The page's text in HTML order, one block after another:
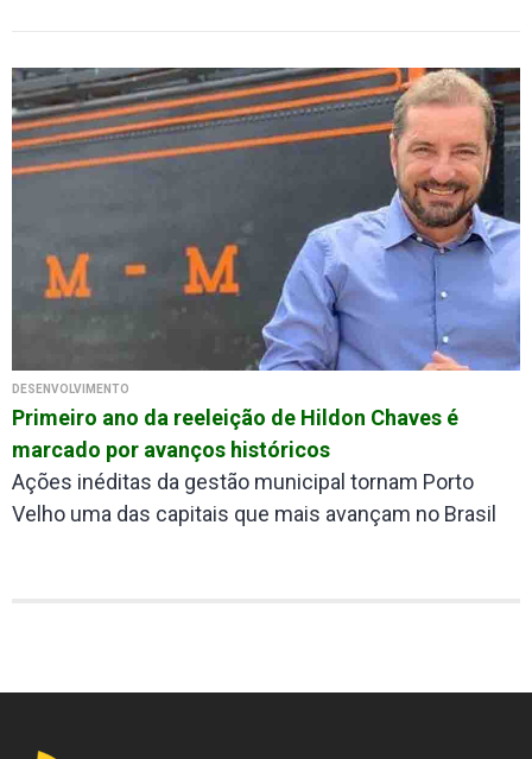
DESENVOLVIMENTO
Primeiro ano da reeleição de Hildon Chaves é
marcado por avanços históricos
Ações inéditas da gestão municipal tornam Porto
Velho uma das capitais que mais avançam no Brasil